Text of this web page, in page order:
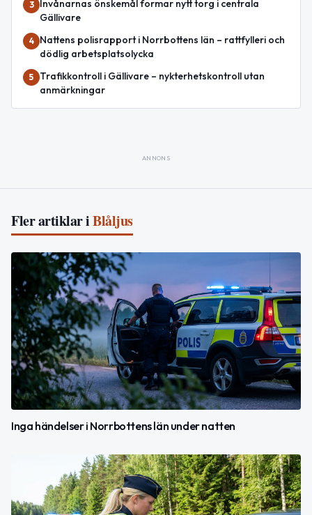
3
Invånarnas önskemål formar nytt torg i centrala
Gällivare
4
Nattens polisrapport i Norrbottens län – rattfylleri och
dödlig arbetsplatsolycka
5
Trafikkontroll i Gällivare – nykterhetskontroll utan
anmärkningar
ANNONS
Fler artiklar iBlåljus
Inga händelser i Norrbottens län under natten